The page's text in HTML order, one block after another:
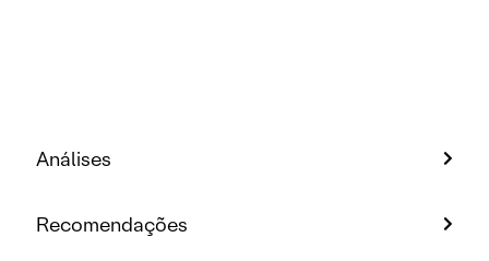
Análises
Recomendações